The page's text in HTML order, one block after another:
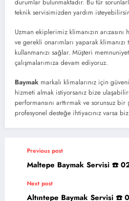
durumlar bulunmaktadır. Bu tür
teknik servisimizden yardım
Uzman ekiplerimiz klimanızın
ve gerekli onarımları yaparak
kullanmanızı sağlar. Müşteri
çalışmalarımıza devam ediyoruz.
Baymak markalı klimalarınız için
hizmeti almak istiyorsanız bize
performansını arttırmak ve sorunsuz
profesyonel desteğe ihtiyacınız varsa
Previous post
Maltepe Baymak Servisi ☎️
Next post
Altıntepe Baymak Servisi ☎️